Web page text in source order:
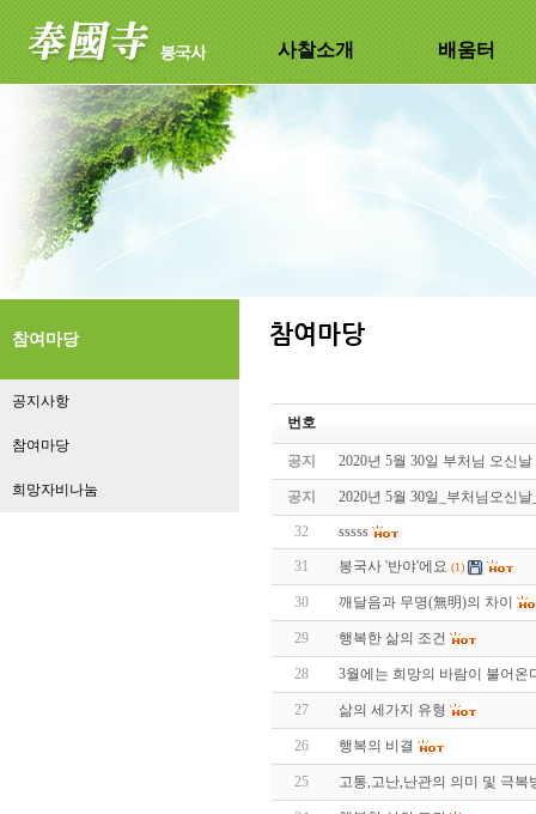
사찰소개 배움터
참여마당
공지사항
참여마당
희망자비나눔
번호
공지 2020년 5월 30일 부처님 오신
공지 2020년 5월 30일_부처님오신
32 sssss
31 봉국사 '반야'에요 (1)
30 깨달음과 무명(無明)의 차이
29 행복한 삶의 조건
28 3월에는 희망의 바람이 불어온
27 삶의 세가지 유형
26 행복의 비결
25 고통,고난,난관의 의미 및 극복